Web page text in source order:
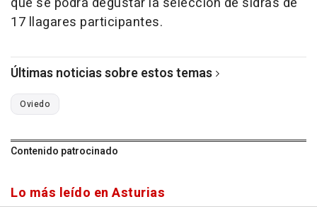
17 llagares participantes.
Últimas noticias sobre estos temas
Oviedo
Contenido patrocinado
Lo más leído en Asturias